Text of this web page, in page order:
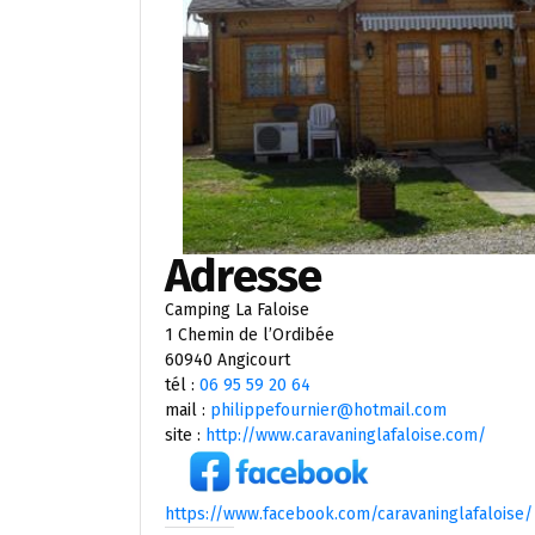
Adresse
Camping La Faloise
1 Chemin de l’Ordibée
60940 Angicourt
tél : 06 95 59 20 64
mail : philippefournier@hotmail.com
site : http://www.caravaninglafaloise.com/
https://www.facebook.com/caravaninglafaloise/